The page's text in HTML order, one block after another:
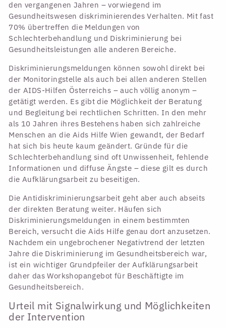
den vergangenen Jahren – vorwiegend im
Gesundheitswesen diskriminierendes Verhalten. Mit fast
70% übertreffen die Meldungen von
Schlechterbehandlung und Diskriminierung bei
Gesundheitsleistungen alle anderen Bereiche.
Diskriminierungsmeldungen können sowohl direkt bei
der Monitoringstelle als auch bei allen anderen Stellen
der AIDS-Hilfen Österreichs – auch völlig anonym –
getätigt werden. Es gibt die Möglichkeit der Beratung
und Begleitung bei rechtlichen Schritten. In den mehr
als 10 Jahren ihres Bestehens haben sich zahlreiche
Menschen an die Aids Hilfe Wien gewandt, der Bedarf
hat sich bis heute kaum geändert. Gründe für die
Schlechterbehandlung sind oft Unwissenheit, fehlende
Informationen und diffuse Ängste – diese gilt es durch
die Aufklärungsarbeit zu beseitigen.
Die Antidiskriminierungsarbeit geht aber auch abseits
der direkten Beratung weiter. Häufen sich
Diskriminierungsmeldungen in einem bestimmten
Bereich, versucht die Aids Hilfe genau dort anzusetzen.
Nachdem ein ungebrochener Negativtrend der letzten
Jahre die Diskriminierung im Gesundheitsbereich war,
ist ein wichtiger Grundpfeiler der Aufklärungsarbeit
daher das Workshopangebot für Beschäftigte im
Gesundheitsbereich.
Urteil mit Signalwirkung und Möglichkeiten
der Intervention